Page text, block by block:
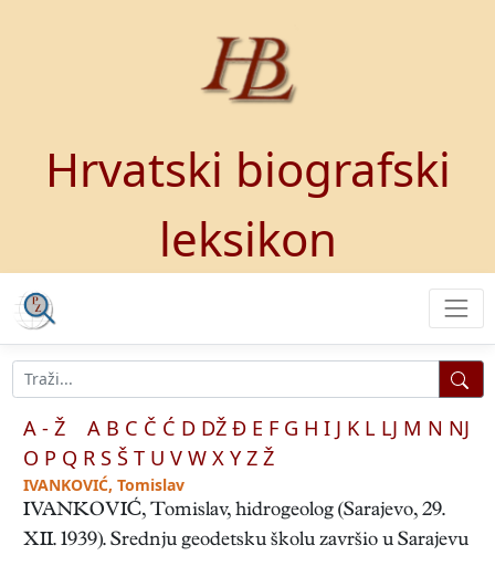
Hrvatski biografski
leksikon
A - Ž A B C Č Ć D DŽ Đ E F G H I J K L LJ M N NJ
O P Q R S Š T U V W X Y Z Ž
IVANKOVIĆ, Tomislav
IVANKOVIĆ, Tomislav, hidrogeolog (Sarajevo, 29.
XII. 1939). Srednju geodetsku školu završio u Sarajevu